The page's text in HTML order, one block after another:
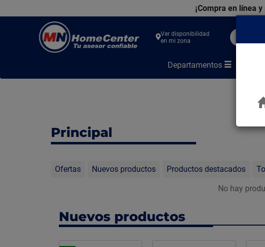
¡Compra en línea
Center
Ver disponibilidad
en mi zona
Departamentos
Principal
Ofertas Nuevos productos Productos destacados
No hay
Nuevos productos